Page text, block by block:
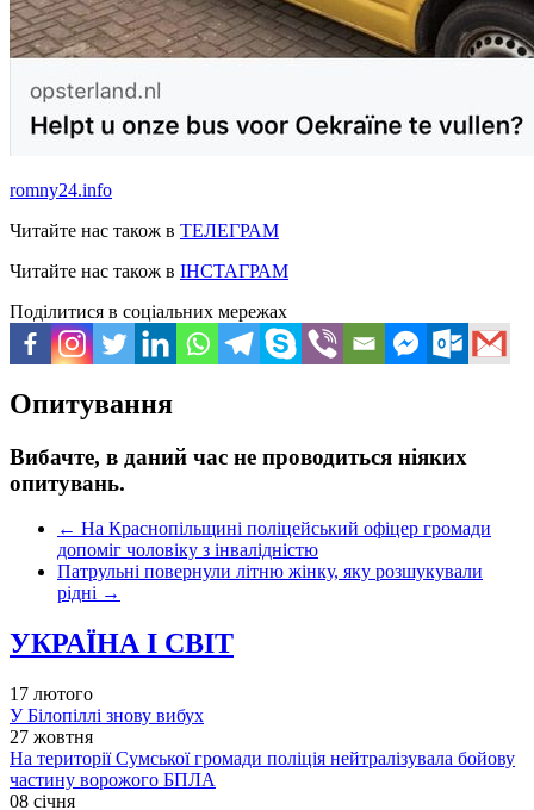
romny24.info
Читайте нас також в ТЕЛЕГРАМ
Читайте нас також в ІНСТАГРАМ
Поділитися в соціальних мережах
Опитування
Вибачте, в даний час не проводиться ніяких
опитувань.
← На Краснопільщині поліцейський офіцер громади
допоміг чоловіку з інвалідністю
Патрульні повернули літню жінку, яку розшукували
рідні →
УКРАЇНА І СВІТ
17 лютого
У Білопіллі знову вибух
27 жовтня
На території Сумської громади поліція нейтралізувала бойову
частину ворожого БПЛА
08 січня